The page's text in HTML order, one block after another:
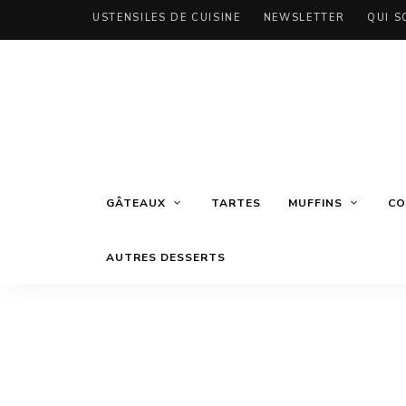
USTENSILES DE CUISINE NEWSLETTER QUI
GÂTEAUX TARTES MUFFINS
AUTRES DESSERTS